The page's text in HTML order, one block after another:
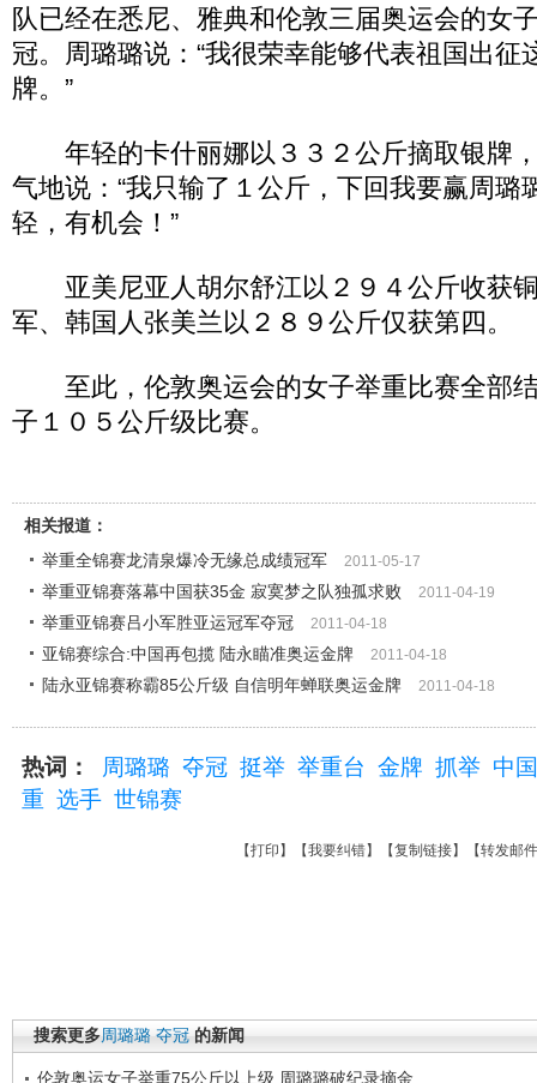
队已经在悉尼、雅典和伦敦三届奥运会的女
冠。周璐璐说：“我很荣幸能够代表祖国出征
牌。”
年轻的卡什丽娜以３３２公斤摘取银牌
气地说：“我只输了１公斤，下回我要赢周璐
轻，有机会！”
亚美尼亚人胡尔舒江以２９４公斤收获
军、韩国人张美兰以２８９公斤仅获第四。
至此，伦敦奥运会的女子举重比赛全部
子１０５公斤级比赛。
相关报道：
举重全锦赛龙清泉爆冷无缘总成绩冠军
2011-05-17
举重亚锦赛落幕中国获35金 寂寞梦之队独孤求败 2011-04-19
举重亚锦赛吕小军胜亚运冠军夺冠 2011-04-18
亚锦赛综合:中国再包揽 陆永瞄准奥运金牌 2011-04-18
陆永亚锦赛称霸85公斤级 自信明年蝉联奥运金牌 2011-04-18
热词： 周璐璐 夺冠 挺举 举重台 金牌 抓举 中
重 选手 世锦赛
【打印 】【我要纠错】【复制链接】【转发邮件
搜索更多周璐璐 夺冠 的新闻
伦敦奥运女子举重75公斤以上级 周璐璐破纪录摘金